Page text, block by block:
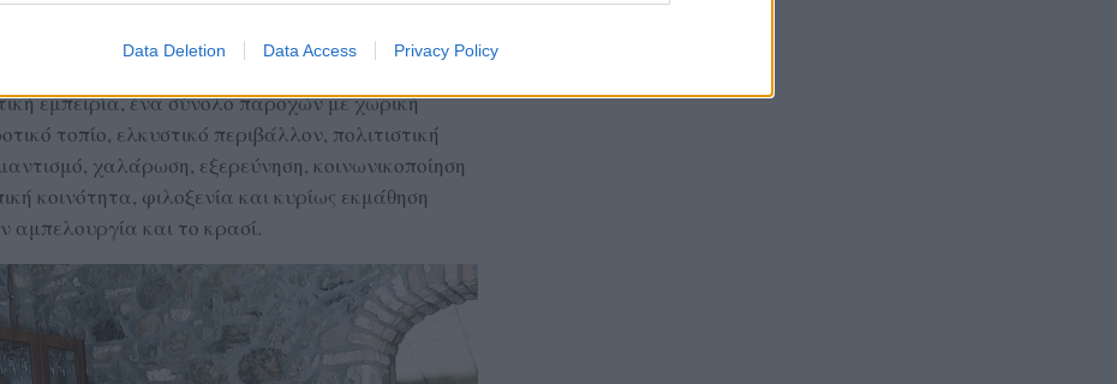
Data Deletion Data Access Privacy Policy
κυρίως σε επισκέπτες που αναζητούν
εμπειρία, ένα σύνολο παροχών με χωρική
τοπίο, ελκυστικό περιβάλλον, πολιτιστική
χαλάρωση, εξερεύνηση, κοινωνικοποίηση
κοινότητα, φιλοξενία και κυρίως εκμάθηση
αμπελουργία και το κρασί.